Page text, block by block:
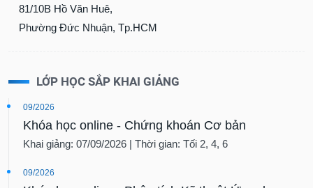
81/10B Hồ Văn Huê,
Phường Đức Nhuận, Tp.HCM
LỚP HỌC SẮP KHAI GIẢNG
09/2026
Khóa học online - Chứng khoán Cơ bản
Khai giảng: 07/09/2026 | Thời gian: Tối 2, 4, 6
09/2026